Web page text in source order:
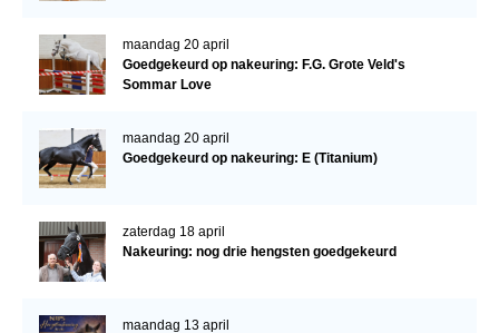
Regio Midden
Regio West
Bestuur Regio Zuid
maandag 20 april
Goedgekeurd op nakeuring: F.G. Grote Veld's
Sommar Love
maandag 20 april
Goedgekeurd op nakeuring: E (Titanium)
zaterdag 18 april
Nakeuring: nog drie hengsten goedgekeurd
maandag 13 april